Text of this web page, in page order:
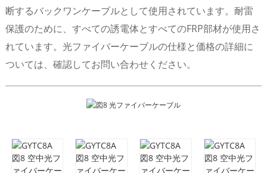
断するバックワンケーブルとして使用されています。耐雷
保護のために、すべての誘電体とすべてのFRP部材が使用さ
れています。光ファイバーケーブルの仕様と価格の詳細に
ついては、確認してお問い合わせください。